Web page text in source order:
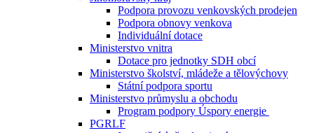
Podpora provozu venkovských prodejen
Podpora obnovy venkova
Individuální dotace
Ministerstvo vnitra
Dotace pro jednotky SDH obcí
Ministerstvo školství, mládeže a tělovýchovy
Státní podpora sportu
Ministerstvo průmyslu a obchodu
Program podpory Úspory energie
PGRLF